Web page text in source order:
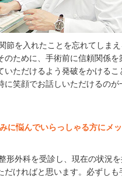
節を入れたことを忘れてしま
のために、手術前に信頼関係を
いただけるよう発破をかけるこ
に笑顔でお話しいただけるの
に悩んでいらっしゃる方にメ
形外科を受診し、現在の状況を
だければと思います。必ずしも